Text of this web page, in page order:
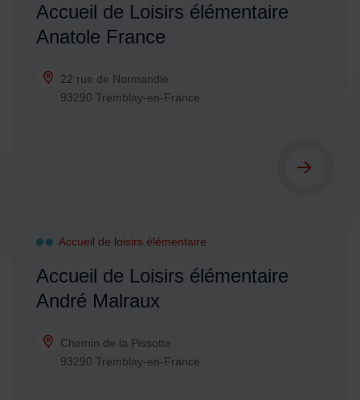
Accueil de Loisirs élémentaire
Anatole France
22 rue de Normandie
93290 Tremblay-en-France
Accueil de loisirs élémentaire
Accueil de Loisirs élémentaire
André Malraux
Chemin de la Pissotte
93290 Tremblay-en-France